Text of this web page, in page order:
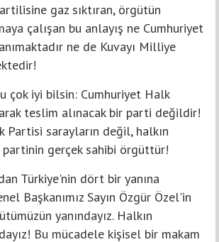
gaz sıktıran, örgütün
çalışan bu anlayış ne Cumhuriyet
ne de Kuvayı Milliye
çok iyi bilsin: Cumhuriyet Halk
teslim alınacak bir parti değildir!
Partisi sarayların değil, halkın
gerçek sahibi örgüttür!
Türkiye'nin dört bir yanına
Başkanımız Sayın Özgür Özel'in
yanındayız. Halkın
Bu mücadele kişisel bir makam